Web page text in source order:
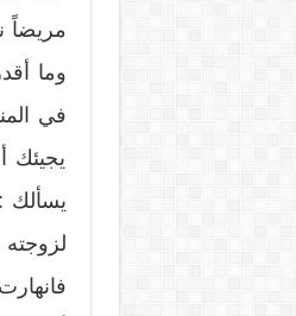
مريضاً
وما
في
يجيئك
يسألك